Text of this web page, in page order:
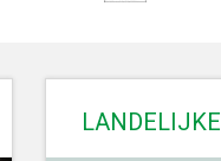
LANDELIJKE